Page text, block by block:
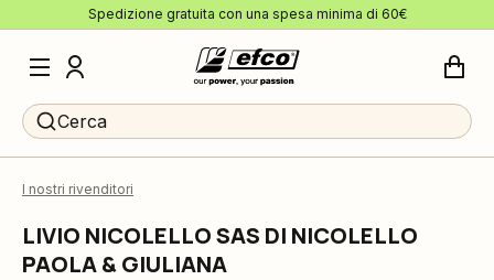
Spedizione gratuita con una spesa minima di 60€
Cerca
I nostri rivenditori
LIVIO NICOLELLO SAS DI NICOLELLO
PAOLA & GIULIANA